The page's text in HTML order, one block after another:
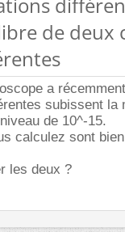
de deux
a
subissent la
de 10^-15.
calculez sont
les deux ?